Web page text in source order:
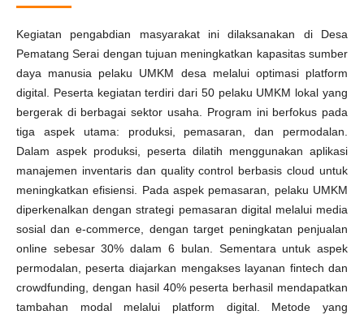
Kegiatan pengabdian masyarakat ini dilaksanakan di Desa
Pematang Serai dengan tujuan meningkatkan kapasitas sumber
daya manusia pelaku UMKM desa melalui optimasi platform
digital. Peserta kegiatan terdiri dari 50 pelaku UMKM lokal yang
bergerak di berbagai sektor usaha. Program ini berfokus pada
tiga aspek utama: produksi, pemasaran, dan permodalan.
Dalam aspek produksi, peserta dilatih menggunakan aplikasi
manajemen inventaris dan quality control berbasis cloud untuk
meningkatkan efisiensi. Pada aspek pemasaran, pelaku UMKM
diperkenalkan dengan strategi pemasaran digital melalui media
sosial dan e-commerce, dengan target peningkatan penjualan
online sebesar 30% dalam 6 bulan. Sementara untuk aspek
permodalan, peserta diajarkan mengakses layanan fintech dan
crowdfunding, dengan hasil 40% peserta berhasil mendapatkan
tambahan modal melalui platform digital. Metode yang